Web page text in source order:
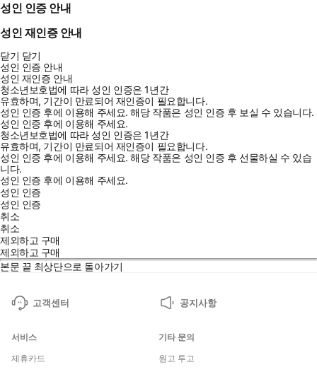
성인 인증 안내
성인 재인증 안내
닫기 닫기
성인 인증 안내
성인 재인증 안내
청소년보호법에 따라 성인 인증은 1년간
유효하며, 기간이 만료되어 재인증이 필요합니다.
성인 인증 후에 이용해 주세요.해당 작품은 성인 인증 후 보실 수 있습니다.
성인 인증 후에 이용해 주세요.
청소년보호법에 따라 성인 인증은 1년간
유효하며, 기간이 만료되어 재인증이 필요합니다.
성인 인증 후에 이용해 주세요.해당 작품은 성인 인증 후 선물하실 수 있습
니다.
성인 인증 후에 이용해 주세요.
성인 인증
성인 인증
취소
취소
제외하고 구매
제외하고 구매
본문 끝 최상단으로 돌아가기
고객센터 공지사항
서비스
제휴카드
기타 문의
원고 투고